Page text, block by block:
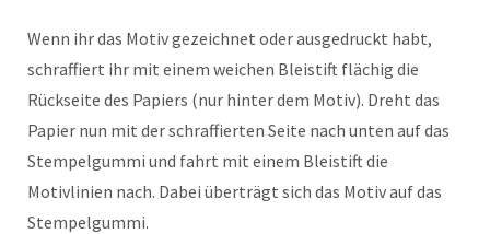
Wenn ihr das Motiv gezeichnet oder ausgedruckt habt,
schraffiert ihr mit einem weichen Bleistift flächig die
Rückseite des Papiers (nur hinter dem Motiv). Dreht das
Papier nun mit der schraffierten Seite nach unten auf das
Stempelgummi und fahrt mit einem Bleistift die
Motivlinien nach. Dabei überträgt sich das Motiv auf das
Stempelgummi.